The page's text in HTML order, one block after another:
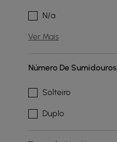
N/a
Ver Mais
Número De Sumidouros
Solteiro
Duplo